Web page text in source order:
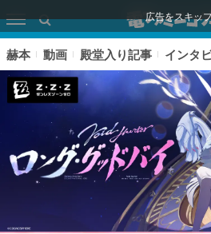
広告をスキッ
赫本 動画 殿堂入り記事 インタ